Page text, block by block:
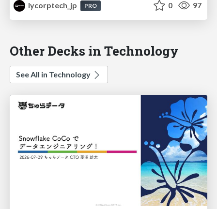
lycorptech_jp
PRO 0 97
Other Decks in Technology
See All in Technology